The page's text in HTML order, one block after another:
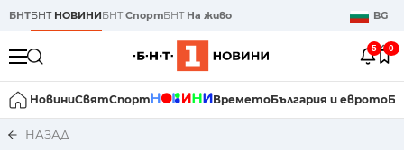
БНТБНТ НОВИНИБНТСпортБНТ На живо BG
5 0
НовиниСвятСпорт ВреметоБългария и еврото
НАЗАД